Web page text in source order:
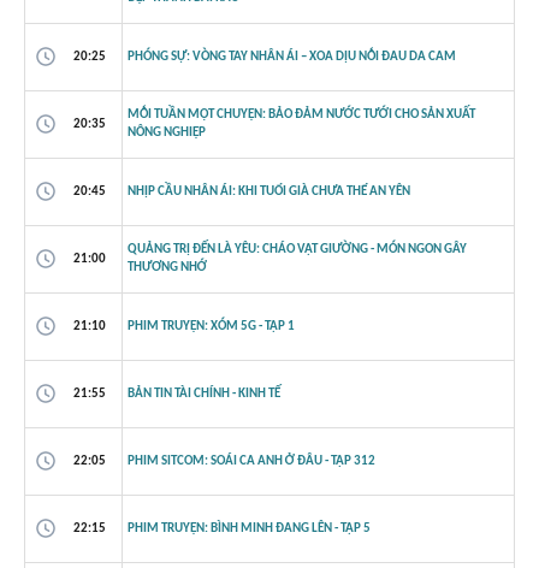
20:25 PHÓNG SỰ: VÒNG TAY NHÂN ÁI – XOA DỊU NỖI ĐAU DA CAM
20:35
MỖI TUẦN MỘT CHUYỆN: BẢO ĐẢM NƯỚC TƯỚI CHO SẢN XUẤT
NÔNG NGHIỆP
20:45 NHỊP CẦU NHÂN ÁI: KHI TUỔI GIÀ CHƯA THỂ AN YÊN
21:00
QUẢNG TRỊ ĐẾN LÀ YÊU: CHÁO VẠT GIƯỜNG - MÓN NGON GÂY
THƯƠNG NHỚ
21:10 PHIM TRUYỆN: XÓM 5G - TẬP 1
21:55 BẢN TIN TÀI CHÍNH - KINH TẾ
22:05 PHIM SITCOM: SOÁI CA ANH Ở ĐÂU - TẬP 312
22:15 PHIM TRUYỆN: BÌNH MINH ĐANG LÊN - TẬP 5